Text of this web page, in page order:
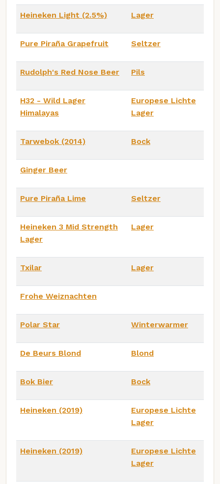
Heineken Light (2.5%) Lager
Pure Piraña Grapefruit Seltzer
Rudolph's Red Nose Beer Pils
H32 - Wild Lager
Himalayas
Europese Lichte
Lager
Tarwebok (2014) Bock
Ginger Beer
Pure Piraña Lime Seltzer
Heineken 3 Mid Strength
Lager
Lager
Txilar Lager
Frohe Weiznachten
Polar Star Winterwarmer
De Beurs Blond Blond
Bok Bier Bock
Heineken (2019)
Europese Lichte
Lager
Heineken (2019)
Europese Lichte
Lager